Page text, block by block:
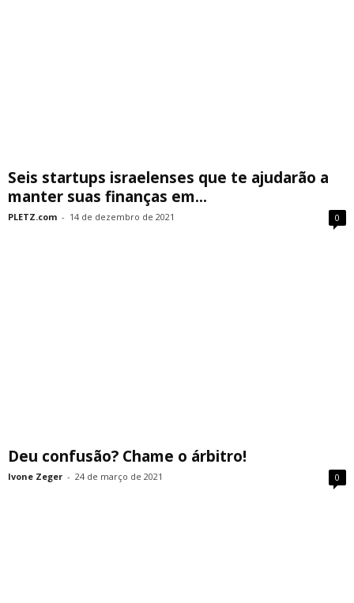
Seis startups israelenses que te ajudarão a
manter suas finanças em...
PLETZ.com - 14 de dezembro de 2021 0
Deu confusão? Chame o árbitro!
Ivone Zeger - 24 de março de 2021 0